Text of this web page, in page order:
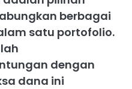
berbagai
satu portofolio.
dengan
dana ini